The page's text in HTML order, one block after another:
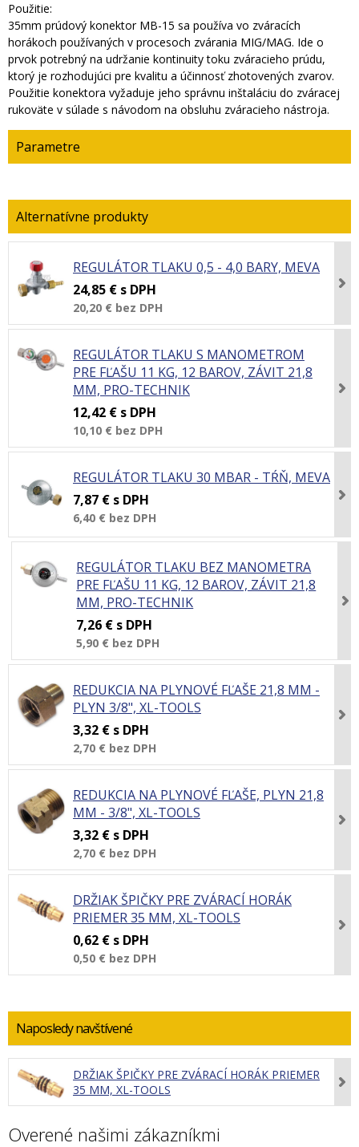
Použitie:
35mm prúdový konektor MB-15 sa používa vo zváracích
horákoch používaných v procesoch zvárania MIG/MAG. Ide o
prvok potrebný na udržanie kontinuity toku zváracieho prúdu,
ktorý je rozhodujúci pre kvalitu a účinnosť zhotovených zvarov.
Použitie konektora vyžaduje jeho správnu inštaláciu do zváracej
rukoväte v súlade s návodom na obsluhu zváracieho nástroja.
Parametre
REGULÁTOR TLAKU 0,5 - 4,0 BARY, MEVA
24,85 € s DPH
20,20 € bez DPH
REGULÁTOR TLAKU S MANOMETROM
PRE FĽAŠU 11 KG, 12 BAROV, ZÁVIT 21,8
MM, PRO-TECHNIK
12,42 € s DPH
10,10 € bez DPH
REGULÁTOR TLAKU 30 MBAR - TŔŇ, MEVA
7,87 € s DPH
6,40 € bez DPH
REGULÁTOR TLAKU BEZ MANOMETRA
PRE FĽAŠU 11 KG, 12 BAROV, ZÁVIT 21,8
MM, PRO-TECHNIK
7,26 € s DPH
5,90 € bez DPH
REDUKCIA NA PLYNOVÉ FĽAŠE 21,8 MM -
PLYN 3/8", XL-TOOLS
3,32 € s DPH
2,70 € bez DPH
REDUKCIA NA PLYNOVÉ FĽAŠE, PLYN 21,8
MM - 3/8", XL-TOOLS
3,32 € s DPH
2,70 € bez DPH
DRŽIAK ŠPIČKY PRE ZVÁRACÍ HORÁK
PRIEMER 35 MM, XL-TOOLS
0,62 € s DPH
0,50 € bez DPH
Naposledy navštívené
DRŽIAK ŠPIČKY PRE ZVÁRACÍ HORÁK PRIEMER
35 MM, XL-TOOLS
Overené našimi zákazníkmi